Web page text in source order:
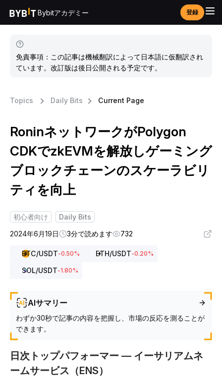
Bybitアカデミー 登録
免責事項：この記事は機械翻訳によって日本語に仮翻訳され
ています。改訂版は後日公開される予定です。
Topics Daily Bits Current Page
RoninネットワークがPolygon
CDKでzkEVMを解放しゲーミング
ブロックチェーンのスケーラビリ
ティを向上
初心者向け
Daily Bits
2024年6月19日
3分で読めます 732
BTC/USDT-0.50% ETH/USDT-0.20%
SOL/USDT-1.80%
AIサマリー
わずか30秒で記事の内容を把握し、市場の反応を測ることが
できます。
日次トップパフォーマー — イーサリアムネ
ームサービス（ENS）